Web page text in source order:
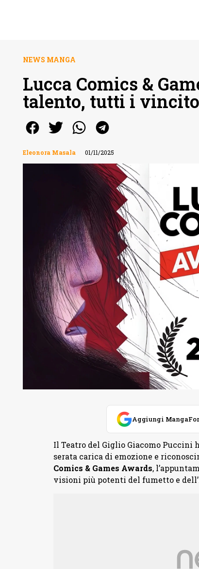
NEWS MANGA
Lucca Comics &
talento, tutti i
Eleonora Masala 01/11/2025
Aggiungi
Il Teatro del Giglio Giacomo
serata carica di emozione e
Comics & Games Awards,
visioni più potenti del fumetto e